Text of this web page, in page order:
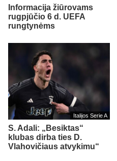
Informacija žiūrovams
rugpjūčio 6 d. UEFA
rungtynėms
Italijos Serie A
S. Adali: „Besiktas“
klubas dirba ties D.
Vlahovičiaus atvykimu“